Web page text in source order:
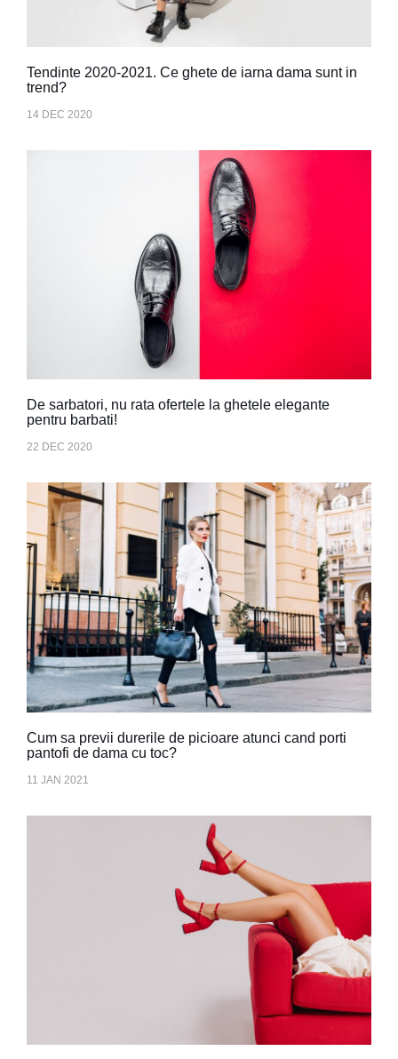
Tendinte 2020-2021. Ce ghete de iarna dama sunt in
trend?
14 DEC 2020
De sarbatori, nu rata ofertele la ghetele elegante
pentru barbati!
22 DEC 2020
Cum sa previi durerile de picioare atunci cand porti
pantofi de dama cu toc?
11 JAN 2021